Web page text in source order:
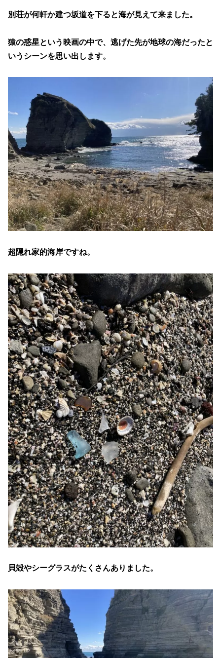
別荘が何軒か建つ坂道を下ると海が見えて来ました。
猿の惑星という映画の中で、逃げた先が地球の海だったと
いうシーンを思い出します。
超隠れ家的海岸ですね。
貝殻やシーグラスがたくさんありました。